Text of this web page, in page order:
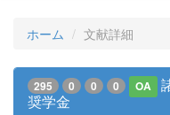
ホーム 文献詳細
295 0 0 0 OA
奨学金